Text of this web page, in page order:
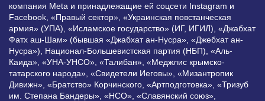
компания Meta и принадлежащие ей соцсети Instagram и
Facebook, «Правый сектор», «Украинская повстанческая
армия» (УПА), «Исламское государство» (ИГ, ИГИЛ), «Джабхат
Фатх аш-Шам» (бывшая «Джабхат ан-Нусра», «Джебхат ан-
Нусра»), Национал-Большевистская партия (НБП), «Аль-
Каида», «УНА-УНСО», «Талибан», «Меджлис крымско-
татарского народа», «Свидетели Иеговы», «Мизантропик
Дивижн», «Братство» Корчинского, «Артподготовка», «Тризуб
им. Степана Бандеры», «НСО», «Славянский союз»,